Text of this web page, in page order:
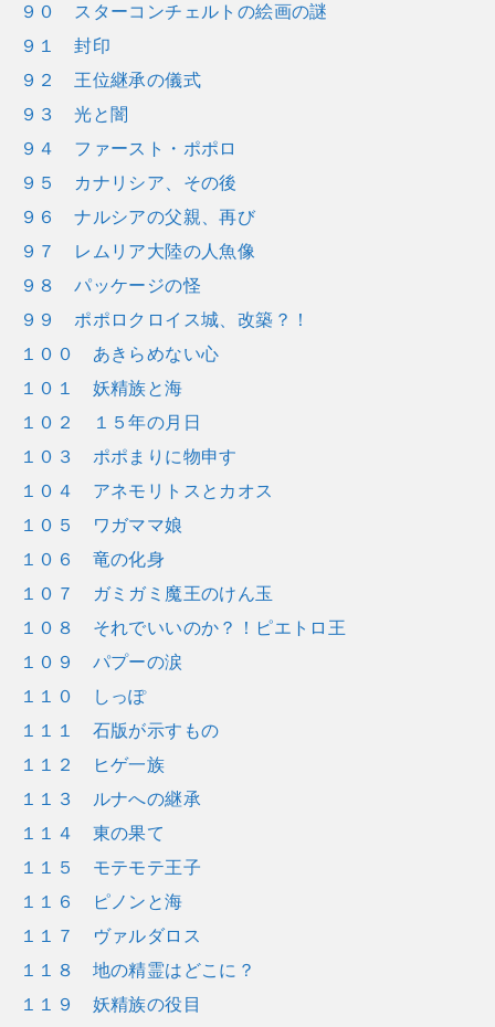
９０ スターコンチェルトの絵画の謎
９１ 封印
９２ 王位継承の儀式
９３ 光と闇
９４ ファースト・ポポロ
９５ カナリシア、その後
９６ ナルシアの父親、再び
９７ レムリア大陸の人魚像
９８ パッケージの怪
９９ ポポロクロイス城、改築？！
１００ あきらめない心
１０１ 妖精族と海
１０２ １５年の月日
１０３ ポポまりに物申す
１０４ アネモリトスとカオス
１０５ ワガママ娘
１０６ 竜の化身
１０７ ガミガミ魔王のけん玉
１０８ それでいいのか？！ピエトロ王
１０９ パプーの涙
１１０ しっぽ
１１１ 石版が示すもの
１１２ ヒゲ一族
１１３ ルナへの継承
１１４ 東の果て
１１５ モテモテ王子
１１６ ピノンと海
１１７ ヴァルダロス
１１８ 地の精霊はどこに？
１１９ 妖精族の役目